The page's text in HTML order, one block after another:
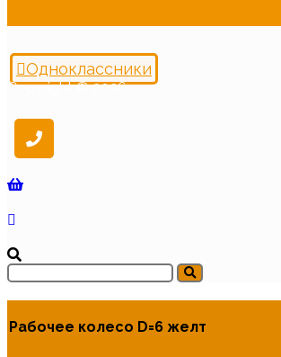
Одноклассники
Copyright © 2026
Рабочее колесо D=6 желт